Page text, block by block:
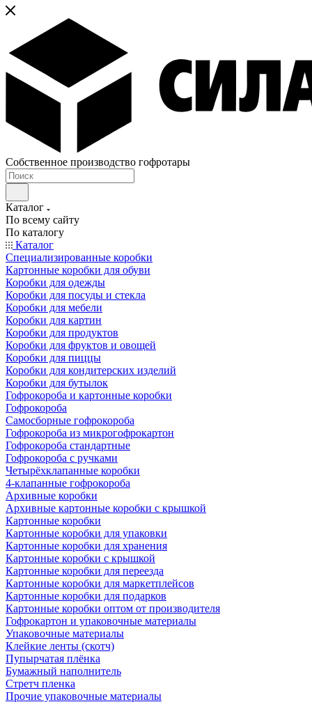
Собственное производство гофротары
Каталог
По всему сайту
По каталогу
Каталог
Специализированные коробки
Картонные коробки для обуви
Коробки для одежды
Коробки для посуды и стекла
Коробки для мебели
Коробки для картин
Коробки для продуктов
Коробки для фруктов и овощей
Коробки для пиццы
Коробки для кондитерских изделий
Коробки для бутылок
Гофрокороба и картонные коробки
Гофрокороба
Самосборные гофрокороба
Гофрокороба из микрогофрокартон
Гофрокороба стандартные
Гофрокороба с ручками
Четырёхклапанные коробки
4-клапанные гофрокороба
Архивные коробки
Архивные картонные коробки с крышкой
Картонные коробки
Картонные коробки для упаковки
Картонные коробки для хранения
Картонные коробки с крышкой
Картонные коробки для переезда
Картонные коробки для маркетплейсов
Картонные коробки для подарков
Картонные коробки оптом от производителя
Гофрокартон и упаковочные материалы
Упаковочные материалы
Клейкие ленты (скотч)
Пупырчатая плёнка
Бумажный наполнитель
Стретч пленка
Прочие упаковочные материалы